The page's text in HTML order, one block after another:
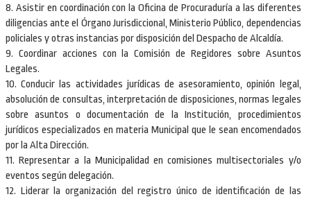
8. Asistir en coordinación con la Oficina de Procuraduría a las diferentes
diligencias ante el Órgano Jurisdiccional, Ministerio Público, dependencias
policiales y otras instancias por disposición del Despacho de Alcaldía.
9. Coordinar acciones con la Comisión de Regidores sobre Asuntos
Legales.
10. Conducir las actividades jurídicas de asesoramiento, opinión legal,
absolución de consultas, interpretación de disposiciones, normas legales
sobre asuntos o documentación de la Institución, procedimientos
jurídicos especializados en materia Municipal que le sean encomendados
por la Alta Dirección.
11. Representar a la Municipalidad en comisiones multisectoriales y/o
eventos según delegación.
12. Liderar la organización del registro único de identificación de las